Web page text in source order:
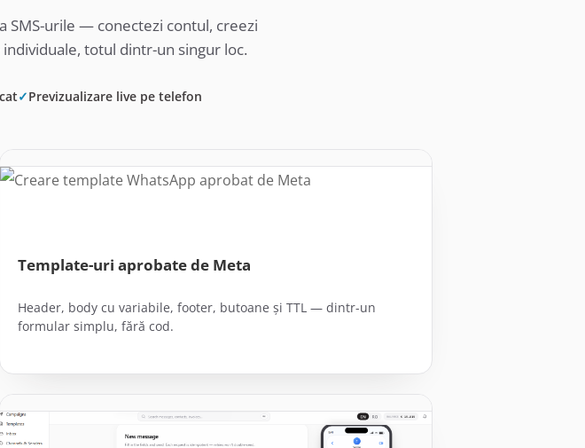
SMS-urile — conectezi contul, creezi
totul dintr-un singur loc.
✓Previzualizare live pe telefon
Template-uri aprobate de Meta
Header, body cu variabile, footer, butoane și TTL — dintr-un
formular simplu, fără cod.